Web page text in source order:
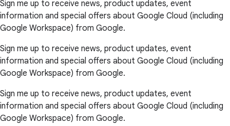
Sign me up to receive news, product updates, event
information and special offers about Google Cloud (including
Google Workspace) from Google.
Sign me up to receive news, product updates, event
information and special offers about Google Cloud (including
Google Workspace) from Google.
Sign me up to receive news, product updates, event
information and special offers about Google Cloud (including
Google Workspace) from Google.